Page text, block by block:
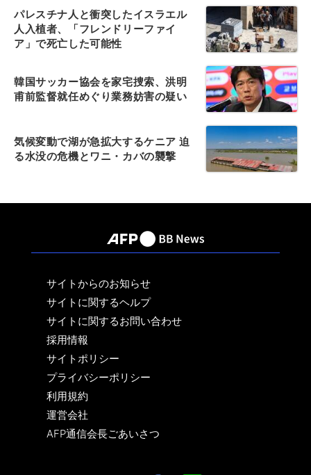
パレスチナ人と衝突したイスラエル
人入植者、「フレンドリーファイ
ア」で死亡した可能性
韓国サッカー協会を家宅捜索、洪明
甫前監督就任めぐり業務妨害の疑い
気候変動で湖が急拡大するケニア 迫
る水没の危機とワニ・カバの襲撃
サイトからのお知らせ
サイトに関するヘルプ
サイトに関するお問い合わせ
採用情報
サイトポリシー
プライバシーポリシー
利用規約
運営会社
AFP通信会長ごあいさつ